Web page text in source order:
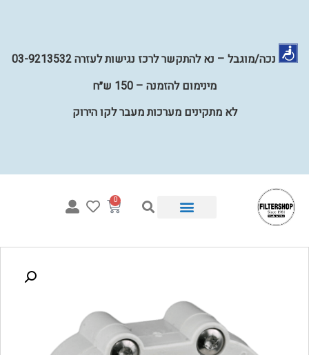
נכה/מוגבל – נא להתקשר לרכז נגישות לעזרה 03-9213532
מינימום להזמנה – 150 ש״ח
לא מתקינים מערכות מעבר לקו הירוק
0